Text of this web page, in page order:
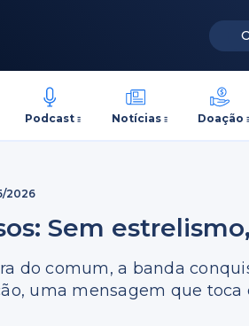
Podcast Notícias Doação
2026
Sem
do comum, a banda
uma mensagem que toca